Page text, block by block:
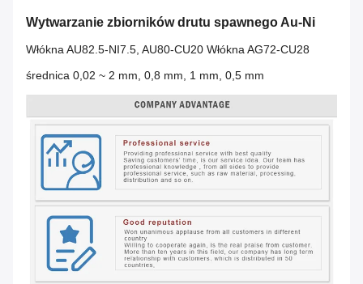
Wytwarzanie zbiorników drutu spawnego Au-Ni
Włókna AU82.5-NI7.5, AU80-CU20 Włókna AG72-CU28
średnica 0,02 ~ 2 mm, 0,8 mm, 1 mm, 0,5 mm